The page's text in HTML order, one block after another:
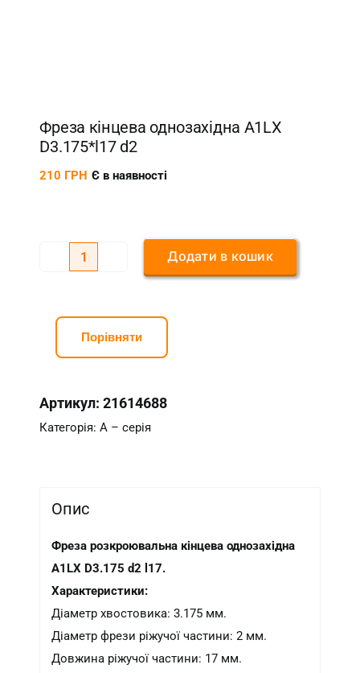
Фреза кінцева однозахідна A1LX
D3.175*l17 d2
210 ГРН Є в наявності
Фреза
A1LX
D3.175*l17
кількість
Додати в кошик
Порівняти
Артикул:21614688
Категорія:А – серія
Опис
Фреза розкроювальна кінцева однозахідна
A1LX D3.175 d2 l17.
Характеристики:
Діаметр хвостовика: 3.175 мм.
Діаметр фрези ріжучої частини: 2 мм.
Довжина ріжучої частини: 17 мм.